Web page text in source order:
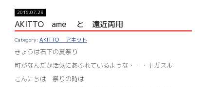
2016.07.23
AKITTO アキット
AKITTO ame と 遠近両用
きょうは石下の夏祭り
町がなんだか活気にあふれているような・・・キガスル
こんにちは 祭りの時は